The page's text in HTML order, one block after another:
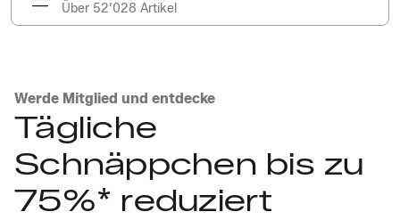
Über 52’028 Artikel
Werde Mitglied und entdecke
Tägliche
Schnäppchen bis zu
75%* reduziert